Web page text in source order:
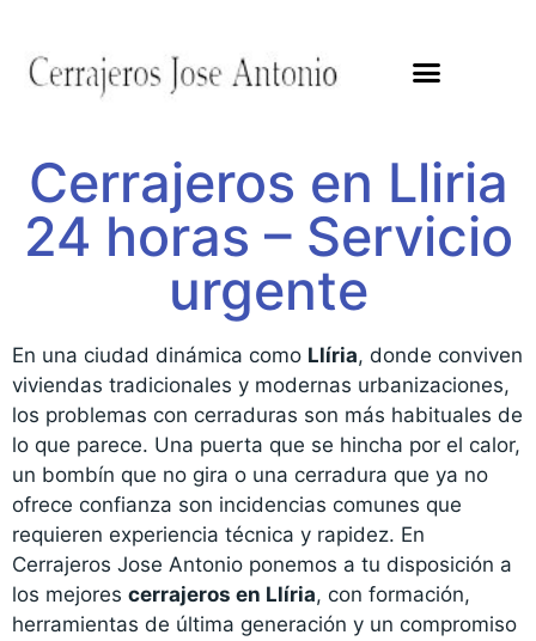
Cerrajeros en Lliria
24 horas – Servicio
urgente
En una ciudad dinámica como Llíria, donde conviven
viviendas tradicionales y modernas urbanizaciones,
los problemas con cerraduras son más habituales de
lo que parece. Una puerta que se hincha por el calor,
un bombín que no gira o una cerradura que ya no
ofrece confianza son incidencias comunes que
requieren experiencia técnica y rapidez. En
Cerrajeros Jose Antonio ponemos a tu disposición a
los mejores cerrajeros en Llíria, con formación,
herramientas de última generación y un compromiso